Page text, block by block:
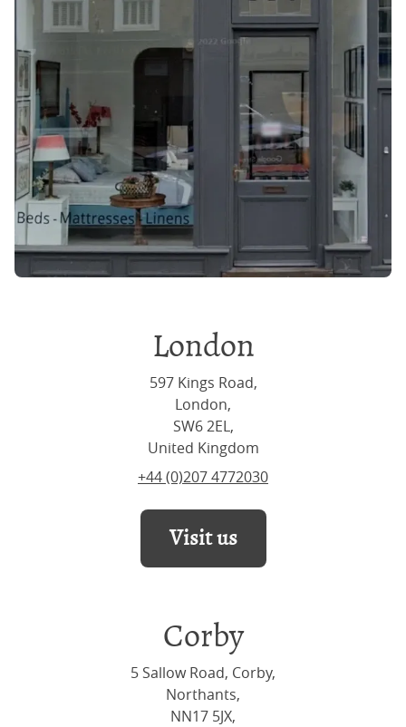
London
597 Kings Road,
London,
SW6 2EL,
United Kingdom
+44 (0)207 4772030
Visit us
Corby
5 Sallow Road, Corby,
Northants,
NN17 5JX,